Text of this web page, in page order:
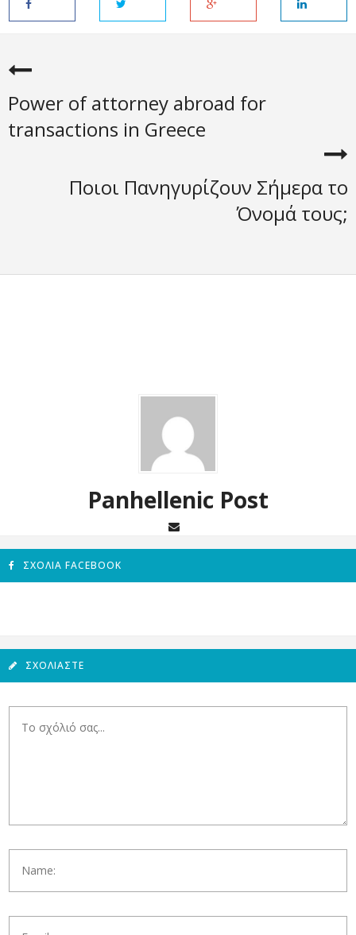
Power of attorney abroad for
transactions in Greece
Ποιοι Πανηγυρίζουν Σήμερα το
Όνομά τους;
Panhellenic Post
ΣΧΌΛΙΑ FACEBOOK
ΣΧΟΛΙΆΣΤΕ